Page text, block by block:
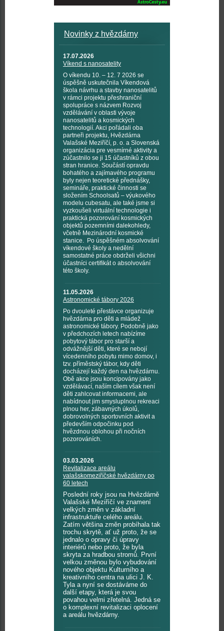
Novinky z hvězdárny
17.07.2026
Víkend s nanosatelity
O víkendu 10. – 12. 7 2026 se
úspěšně uskutečnila Víkendová
škola návrhu a stavby nanosatelitů
v rámci projektu přeshraniční
spolupráce s názvem Rozvoj
vzdělávání v oblasti vývoje
nanosatelitů a kosmických
technologií. Akci pořádali oba
partneři projektu, Hvězdárna
Valašské Meziříčí, p. o. a Slovenská
organizácia pre vesmírné aktivity a
zúčastnilo se ji 15 účastníků z obou
stran hranice. Součástí opravdu
bohatého a zajímavého programu
byly nejen teoretické přednášky,
semináře, praktické činnosti se
složením Schoolsatů – výukového
modelu cubesatu, ale také jsme si
vyzkoušeli virtuální technologie i
praktická pozorování kosmických
objektů pozemními dalekohledy,
včetně Mezinárodní kosmické
stanice. Po úspěšném absolvování
víkendové školy a nedělní
samostatné práce obdrželi všichni
účastníci certifikát o absolvování
této školy.
11.05.2026
Astronomické tábory 2026
Po dvouleté přestávce organizuje
hvězdárna pro děti a mládež
astronomické tábory. Podobně jako
v předchozích letech nabízíme
pobytový tábor pro starší a
odvážnější děti, které se nebojí
vícedenního pobytu mimo domov, i
tzv. příměstský tábor, kdy děti
docházejí každý den na hvězdárnu.
Obě akce jsou koncipovány jako
vzdělávací, naším cílem však není
děti zahlcovat informacemi, ale
nabídnout jim smysluplnou rekreaci
plnou her, zábavných úkolů,
dobrovolných sportovních aktivit a
především odpočinku pod
hvězdnou oblohou při nočních
pozorováních.
03.03.2026
Revitalizace areálu
valašskomeziříčské hvězdárny po
60 letech
Poslední roky jsou na Hvězdárně
Valašské Meziříčí ve znamení
velkých změn v základní
infrastruktuře celého areálu.
Zatím většina změn probíhala tak
trochu skrytě, ať už proto, že se
jednalo o opravy či úpravy
interiérů nebo proto, že byla
skryta za hradbou stromů. První
velkou změnou bylo vybudování
nového objektu Kulturního a
kreativního centra na ulici J. K.
Tyla a nyní se dostáváme do
další etapy, která je svou
povahou velmi zřetelná. Jedná se
o komplexní revitalizaci oplocení
a areálu hvězdárny.